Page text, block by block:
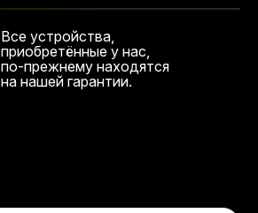
Все устройства,
приобретённые у нас,
по-прежнему находятся
на нашей гарантии.